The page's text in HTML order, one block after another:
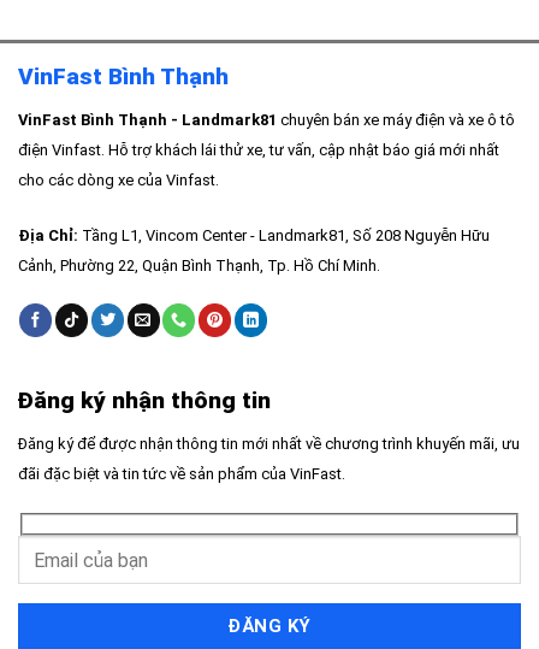
VinFast Bình Thạnh
VinFast Bình Thạnh - Landmark81 chuyên bán xe máy điện và xe ô tô
điện Vinfast. Hỗ trợ khách lái thử xe, tư vấn, cập nhật báo giá mới nhất
cho các dòng xe của Vinfast.
Địa Chỉ: Tầng L1, Vincom Center - Landmark81, Số 208 Nguyễn Hữu
Cảnh, Phường 22, Quận Bình Thạnh, Tp. Hồ Chí Minh.
Đăng ký nhận thông tin
Đăng ký để được nhận thông tin mới nhất về chương trình khuyến mãi, ưu
đãi đặc biệt và tin tức về sản phẩm của VinFast.